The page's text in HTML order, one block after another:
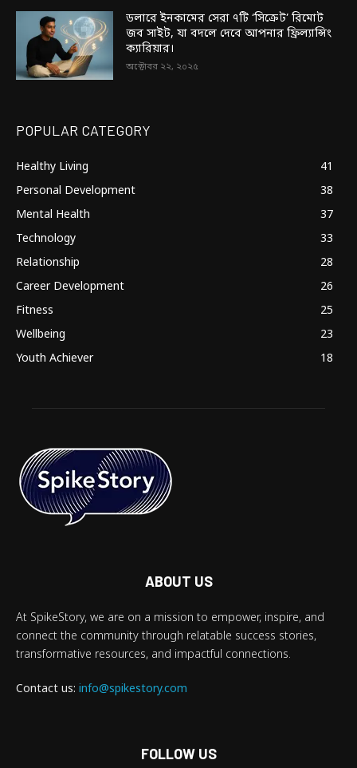
ডলারে ইনকামের সেরা ৭টি ‘সিক্রেট’ রিমোট
জব সাইট, যা বদলে দেবে আপনার ফ্রিল্যান্সিং
ক্যারিয়ার।
অক্টোবর ২২, ২০২৫
POPULAR CATEGORY
Healthy Living
41
Personal Development
38
Mental Health
37
Technology
33
Relationship
28
Career Development
26
Fitness
25
Wellbeing
23
Youth Achiever
18
ABOUT US
At SpikeStory, we are on a mission to empower, inspire, and
connect the community through relatable success stories,
transformative resources, and impactful connections.
Contact us: info@spikestory.com
FOLLOW US